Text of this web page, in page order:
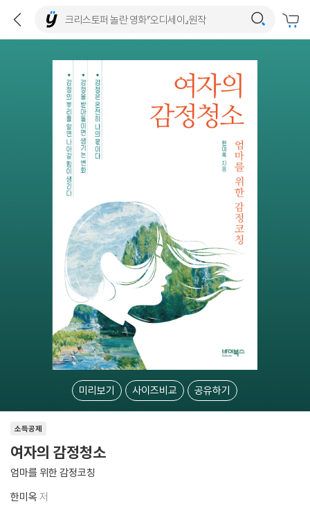
미리보기 사이즈비교 공유하기
소득공제
여자의 감정청소
엄마를 위한 감정코칭
한미옥 저